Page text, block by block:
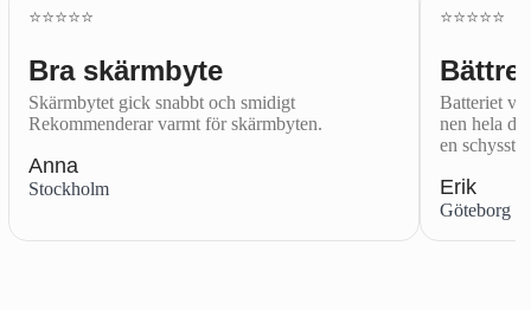
⭐️⭐️⭐️⭐️⭐️
Bra skärmbyte
Skärmbytet gick snabbt och smidigt
Rekommenderar varmt för skärmbyten.
Anna
Stockholm
⭐️⭐️⭐️⭐️⭐️
Bättre
Batteriet
nen hela
en schysst.
Erik
Göteborg